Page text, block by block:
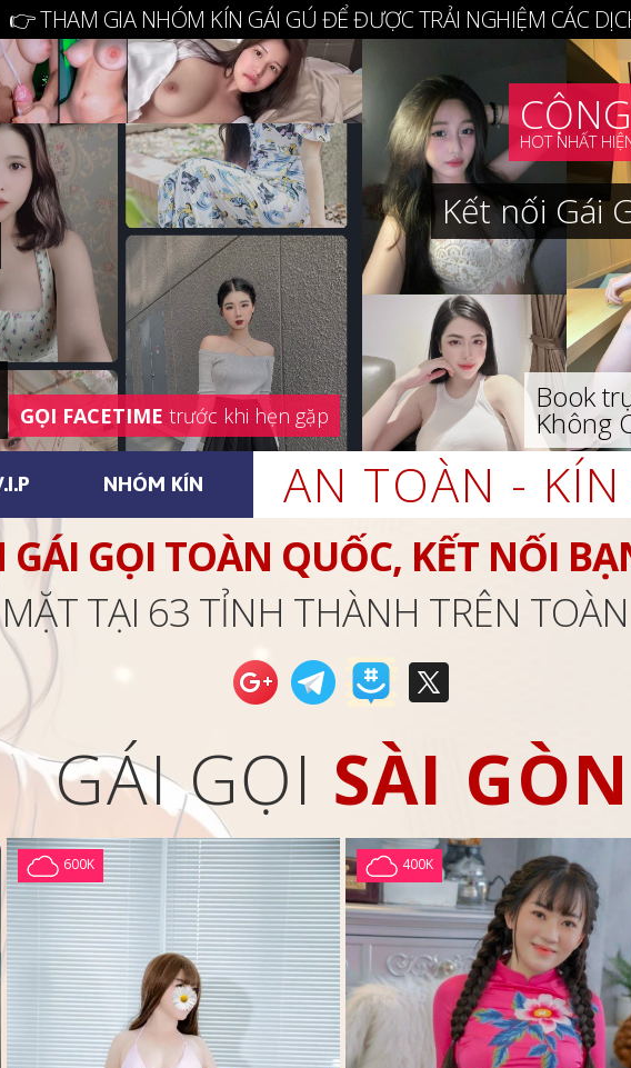
👉 THAM GIA NHÓM KÍN GÁI GÚ ĐỂ ĐƯỢC TRẢI NGHIỆM CÁC
GỌI FACETIME trước khi hẹn gặp
Kết nối Gái
HOT NHẤT
Book
Không
NHÓM KÍN AN TOÀN -
GÁI GỌI TOÀN QUỐC, KẾT NỐI
TẠI 63 TỈNH THÀNH TRÊN
GÁI GỌI SÀI GÒN
600K 400K